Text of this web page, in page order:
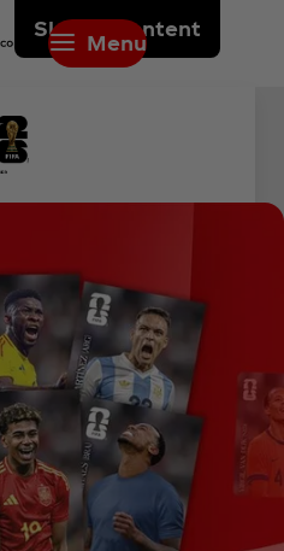
Skip to content
Menu